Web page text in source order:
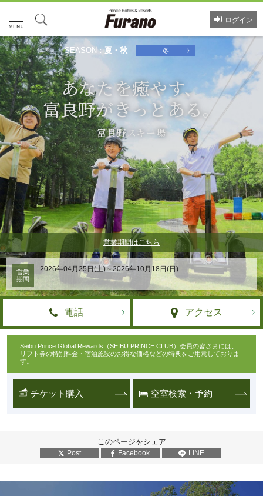
ログイン
SEASON：夏・秋 冬
あなたを癒やす、
富良野がきっとある。
富良野スキー場
あなたを癒やす、
富良野がきっとある。
富良野スキー場
営業期間はこちら
営業
期間
2026年04月25日(土)～2026年10月18日(日)
電話 アクセス
Seibu Prince Global Rewards（SEIBU PRINCE CLUB）会員の皆さまには、
リフト券の特別料金・宿泊施設のお得な価格などの特典をご用意しておりま
す。
チケット購入 空室検索・予約
このページをシェア
Post Facebook LINE